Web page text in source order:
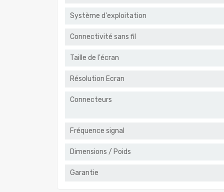
Système d'exploitation
Connectivité sans fil
Taille de l'écran
Résolution Ecran
Connecteurs
Fréquence signal
Dimensions / Poids
Garantie